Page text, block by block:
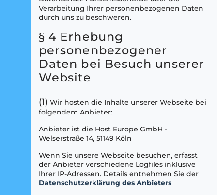
Verarbeitung Ihrer personenbezogenen Daten
durch uns zu beschweren.
§ 4 Erhebung
personenbezogener
Daten bei Besuch unserer
Website
(1) Wir hosten die Inhalte unserer Webseite bei
folgendem Anbieter:
Anbieter ist die Host Europe GmbH -
Welserstraße 14, 51149 Köln
Wenn Sie unsere Webseite besuchen, erfasst
der Anbieter verschiedene Logfiles inklusive
Ihrer IP-Adressen. Details entnehmen Sie der
Datenschutzerklärung des Anbieters